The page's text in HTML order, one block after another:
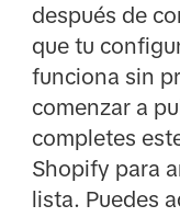
después de
que tu
funciona sin
comenzar a
completes
Shopify para
lista. Puedes